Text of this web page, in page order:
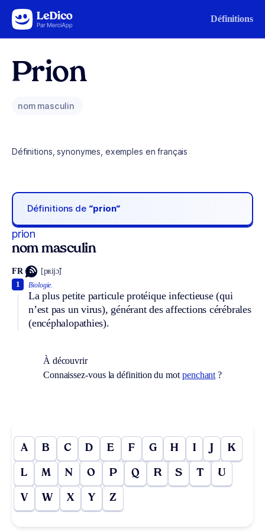
Aller au contenu Définitions
Prion
nom masculin
Définitions, synonymes, exemples en français
Définitions de “prion“
prion
nom masculin
FR [pʀijɔ̃]
Biologie.
La plus petite particule protéique infectieuse (qui
n’est pas un virus), générant des affections cérébrales
(encéphalopathies).
1
À découvrir
Connaissez-vous la définition du mot penchant ?
A B C D E F G H I J K
L M N O P Q R S T U
V W X Y Z